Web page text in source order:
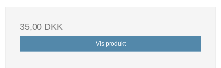
35,00 DKK
Vis produkt